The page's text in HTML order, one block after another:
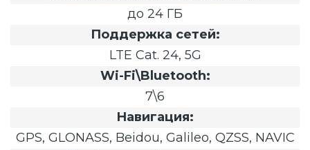
до 24 ГБ
Поддержка сетей:
LTE Cat. 24, 5G
Wi-Fi\Bluetooth:
7\6
Навигация:
GPS, GLONASS, Beidou, Galileo, QZSS, NAVIC